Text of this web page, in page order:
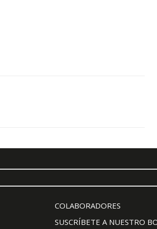
COLABORADORES
SUSCRÍBETE A NUESTRO